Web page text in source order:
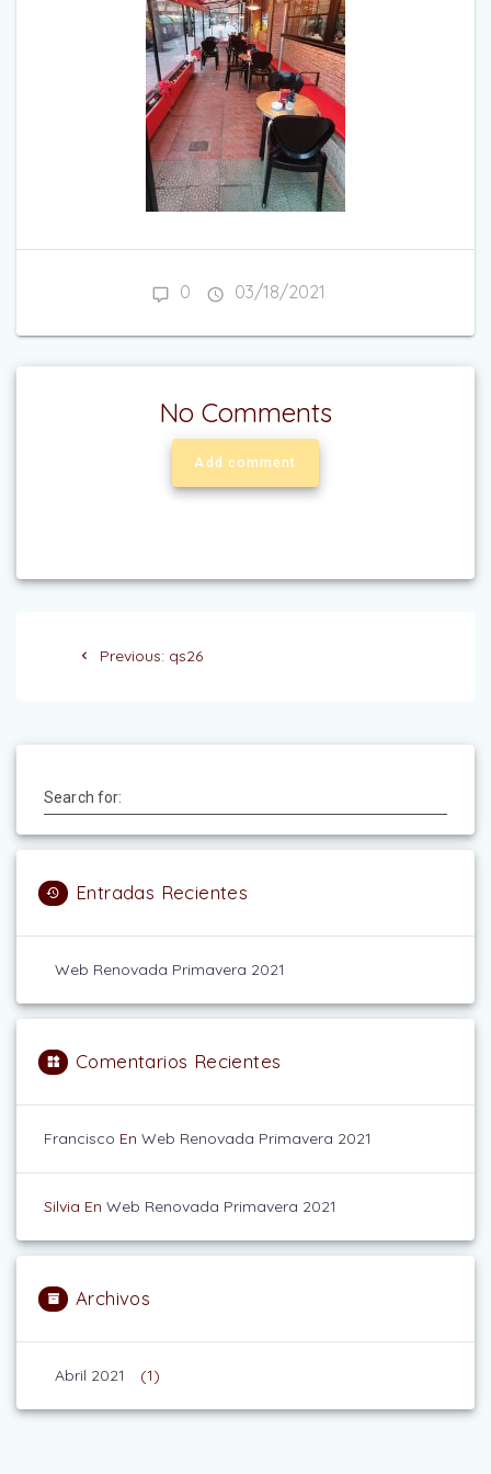
0 03/18/2021
No Comments
Add comment
Previous: Previous
qs26
Search for:
Entradas Recientes
Web Renovada Primavera 2021
Comentarios Recientes
Francisco En Web Renovada Primavera 2021
Silvia En Web Renovada Primavera 2021
Archivos
Abril 2021 (1)